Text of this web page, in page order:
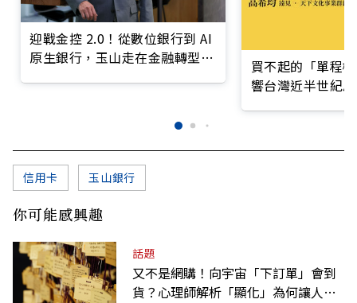
迎戰金控 2.0！從數位銀行到 AI
原生銀行，玉山走在金融轉型最
買不起的「單程
響台灣近半世紀
信用卡 玉山銀行
你可能感興趣
話題
又不是網購！向宇宙「下訂單」會到
貨？心理師解析「顯化」為何讓人無